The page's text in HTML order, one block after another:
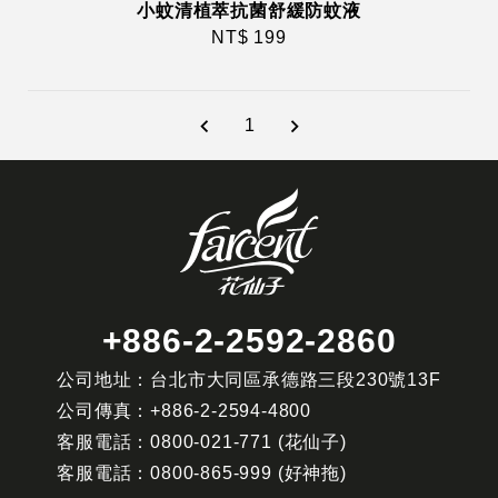
小蚊清植萃抗菌舒緩防蚊液
NT$ 199
1
+886-2-2592-2860
公司地址：台北市大同區承德路三段230號13F
公司傳真：+886-2-2594-4800
客服電話：0800-021-771 (花仙子)
客服電話：0800-865-999 (好神拖)